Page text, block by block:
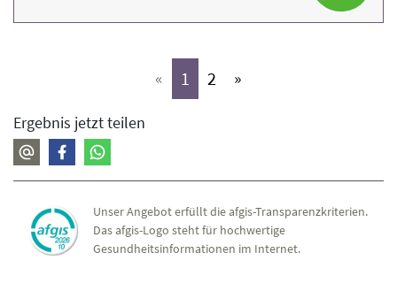
« 1 (aktiv)
2 (aktiv)
»
Ergebnis jetzt teilen
Unser Angebot erfüllt die afgis-Transparenzkriterien.
Das afgis-Logo steht für hochwertige
Gesundheitsinformationen im Internet.